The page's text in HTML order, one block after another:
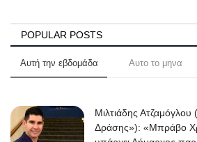
POPULAR POSTS
Αυτή την εβδομάδα Αυτο το μηνα
Μιλτιάδης
Δράσης»): «Μπράβο